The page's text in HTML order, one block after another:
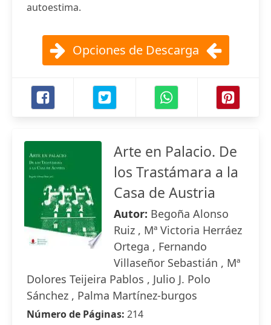
autoestima.
Opciones de Descarga
Arte en Palacio. De
los Trastámara a la
Casa de Austria
Autor: Begoña Alonso
Ruiz , Mª Victoria Herráez
Ortega , Fernando
Villaseñor Sebastián , Mª
Dolores Teijeira Pablos , Julio J. Polo
Sánchez , Palma Martínez-burgos
Número de Páginas: 214